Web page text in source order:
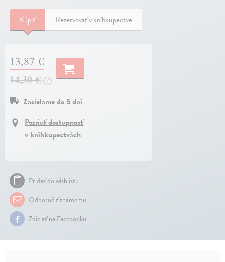
Kúpiť Rezervovať v kníhkupectve
13,87 €
14,30 €
?
Zasielame do 5 dní
Pozrieť dostupnosť
v kníhkupectvách
Pridať do wishlistu
Odporučiť známemu
Zdielať na Facebooku